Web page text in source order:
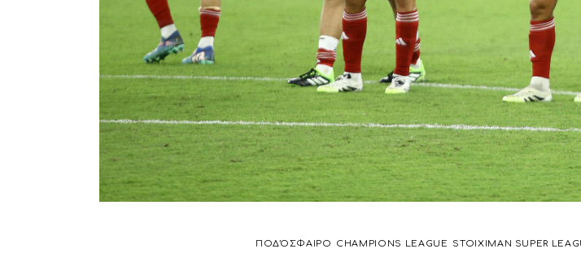
ΠΟΔΌΣΦΑΙΡΟ CHAMPIONS LEAGUE STOIXIMAN SUPER